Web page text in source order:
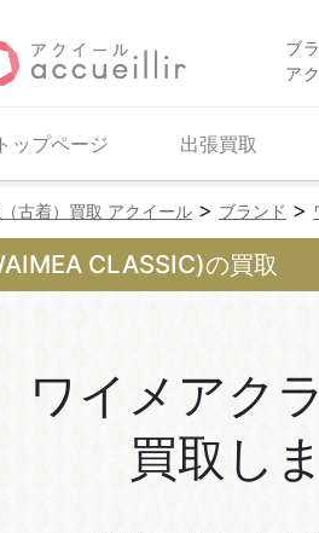
ブ
ア
トップページ 出張買取
古着）買取 アクイール > ブランド >
CLASSIC)の買取
ワイメアク
買取し